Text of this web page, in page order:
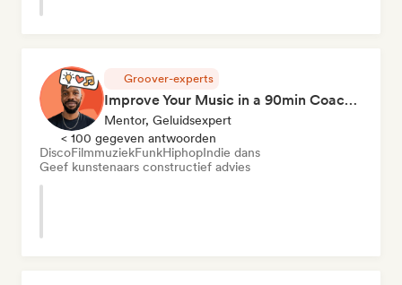
Groover-experts
Improve Your Music in a 90min Coaching Session
Mentor, Geluidsexpert
< 100 gegeven antwoorden
DiscoFilmmuziekFunkHiphopIndie dans
Geef kunstenaars constructief advies